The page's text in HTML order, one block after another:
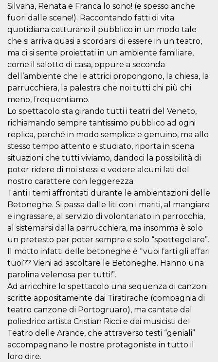
Silvana, Renata e Franca lo sono! (e spesso anche
fuori dalle scene!). Raccontando fatti di vita
quotidiana catturano il pubblico in un modo tale
che si arriva quasi a scordarsi di essere in un teatro,
ma ci si sente proiettati in un ambiente familiare,
come il salotto di casa, oppure a seconda
dell’ambiente che le attrici propongono, la chiesa, la
parrucchiera, la palestra che noi tutti chi più chi
meno, frequentiamo.
Lo spettacolo sta girando tutti i teatri del Veneto,
richiamando sempre tantissimo pubblico ad ogni
replica, perché in modo semplice e genuino, ma allo
stesso tempo attento e studiato, riporta in scena
situazioni che tutti viviamo, dandoci la possibilità di
poter ridere di noi stessi e vedere alcuni lati del
nostro carattere con leggerezza.
Tanti i temi affrontati durante le ambientazioni delle
Betoneghe. Si passa dalle liti con i mariti, al mangiare
e ingrassare, al servizio di volontariato in parrocchia,
al sistemarsi dalla parrucchiera, ma insomma è solo
un pretesto per poter sempre e solo “spettegolare”.
Il motto infatti delle betoneghe è “vuoi farti gli affari
tuoi?? Vieni ad ascoltare le Betoneghe. Hanno una
parolina velenosa per tutti!”.
Ad arricchire lo spettacolo una sequenza di canzoni
scritte appositamente dai Tiratirache (compagnia di
teatro canzone di Portogruaro), ma cantate dal
poliedrico artista Cristian Ricci e dai musicisti del
Teatro delle Arance, che attraverso testi “geniali”
accompagnano le nostre protagoniste in tutto il
loro dire.
Nome
type
Descrizione
fbssls_314278995690155
Session
storage
wpEmojiSettingsSupports
Session
storage
cn_uc__
Local
storage
Nome
Provider /
Dominio
Scadenza Descrizione
c_user
Meta
.facebook.com
4
o
30 giorni
datr
Platform Inc.
.facebook.com
2 anni
Questo
identifica il
browser
connette a
Facebook.
legato alla
dell'utente.
utilizzato
sicurezza e
di accesso
sospette, in
particolare
bot che
di accedere
servizio.